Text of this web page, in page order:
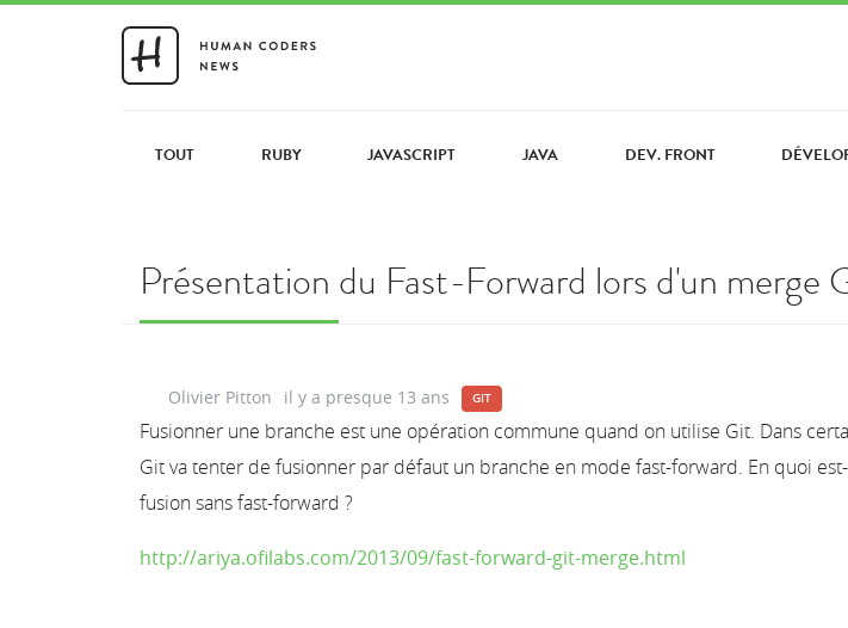
TOUT RUBY JAVASCRIPT JAVA DEV. FRONT
Présentation du Fast-Forward lors d'un merge
Olivier Pitton il y a presque 13 ans GIT
Fusionner une branche est une opération commune quand on utilise Git. Dans
Git va tenter de fusionner par défaut un branche en mode fast-forward. En quoi
fusion sans fast-forward ?
http://ariya.ofilabs.com/2013/09/fast-forward-git-merge.html